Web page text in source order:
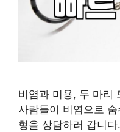
비염과 미용, 두 마리
사람들이 비염으로
형을 상담하러 갑니